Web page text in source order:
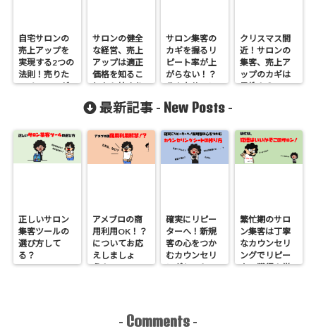
自宅サロンの
売上アップを
実現する2つの
法則！売りた
いメニューが
サロンの健全
な経営、売上
アップは適正
価格を知るこ
とから始まり
ます！
サロン集客の
カギを握るリ
ピート率が上
がらない！？
そんなサロン
いないカウン
は？
クリスマス間
近！サロンの
集客、売上ア
ップのカギは
男性！？
最新記事 - New Posts -
正しいサロン
集客ツールの
選び方して
る？
アメブロの商
用利用OK！？
についてお応
えしましょ
う！
確実にリピー
ターへ！新規
客の心をつか
むカウンセリ
ングシートの
繁忙期のサロ
ン集客は丁寧
なカウンセリ
ングでリピー
ター獲得！覚
- Comments -